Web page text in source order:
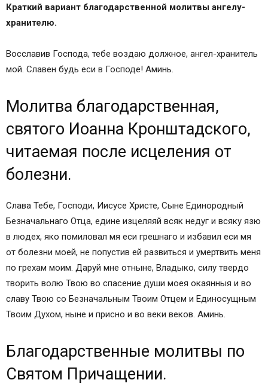
Литургии совершает благодарственный
Духовные правила
Тропарь, глас 4-й1
Богородичен1
Песнь хвалебная святителя Амвросия
Молитва ко Господу2
Молитва святого праведного Иоанна
Иная молитва святого праведного Иоанна
Кронштадтского4
праведного Иоанна Кронштадтского5
Краткий вариант благодарственной молитвы ангелу-
хранителю.
Восславив Господа, тебе воздаю должное, ангел-хранитель
мой. Славен будь еси в Господе! Аминь.
Молитва благодарственная,
святого Иоанна Кронштадского,
читаемая после исцеления от
болезни.
Слава Тебе, Господи, Иисусе Христе, Сыне Единородный
Безначальнаго Отца, едине изцеляяй всяк недуг и всяку язю
в людех, яко помиловал мя еси грешнаго и избавил еси мя
от болезни моей, не попустив ей развиться и умертвить меня
по грехам моим. Даруй мне отныне, Владыко, силу твердо
творить волю Твою во спасение души моея окаянныя и во
славу Твою со Безначальным Твоим Отцем и Единосущным
Твоим Духом, ныне и присно и во веки веков. Аминь.
Благодарственные молитвы по
Святом Причащении.